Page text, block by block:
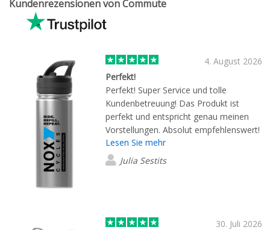
Kundenrezensionen von Commute
4. August 2026
Perfekt!
Perfekt! Super Service und tolle
Kundenbetreuung! Das Produkt ist
perfekt und entspricht genau meinen
Vorstellungen. Absolut empfehlenswert!
Lesen Sie mehr
Julia Sestits
30. Juli 2026